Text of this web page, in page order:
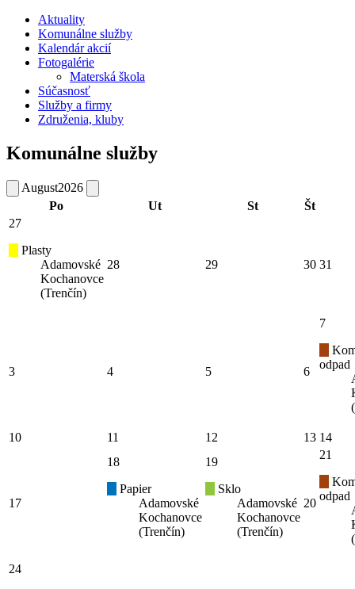
Aktuality
Komunálne služby
Kalendár akcií
Fotogalérie
Materská škola
Súčasnosť
Služby a firmy
Združenia, kluby
Komunálne služby
August2026
Po
Ut St
Št
27
Plasty
Adamovské
Kochanovce
(Trenčín)
28 29 30 31
3 4 5 6
7
odpad
10 11 12 13 14
17
18
Papier
Adamovské
Kochanovce
(Trenčín)
19
Sklo
Adamovské
Kochanovce
(Trenčín)
20
21
odpad
24